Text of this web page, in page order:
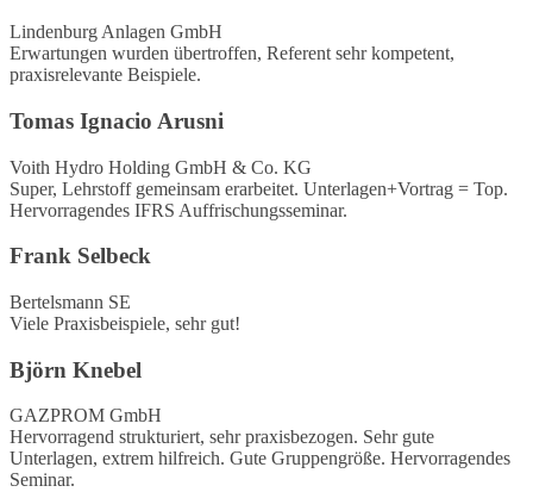
Lindenburg Anlagen GmbH
Erwartungen wurden übertroffen, Referent sehr kompetent,
praxisrelevante Beispiele.
Tomas Ignacio Arusni
Voith Hydro Holding GmbH & Co. KG
Super, Lehrstoff gemeinsam erarbeitet. Unterlagen+Vortrag = Top.
Hervorragendes IFRS Auffrischungsseminar.
Frank Selbeck
Bertelsmann SE
Viele Praxisbeispiele, sehr gut!
Björn Knebel
GAZPROM GmbH
Hervorragend strukturiert, sehr praxisbezogen. Sehr gute
Unterlagen, extrem hilfreich. Gute Gruppengröße. Hervorragendes
Seminar.